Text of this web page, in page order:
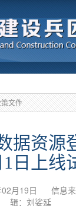
文件
据资源
日上线
月19日 信息
辑：刘娑延